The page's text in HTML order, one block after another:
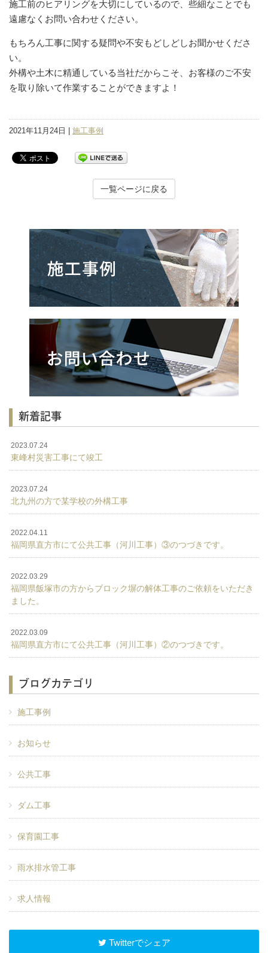
施工前のヒアリングを大切にしているので、些細なことでも
遠慮なくお問い合わせください。
もちろん工事に関する疑問や不安もどしどしお聞かせくださ
い。
外構や土木に精通している当社だからこそ、お客様のご不安
を取り除いて作業することができますよ！
2021年11月24日 | 施工事例
一覧ページに戻る
新着記事
2023.07.24
東峰村災害工事にて竣工
2023.07.24
北九州の方で某学校の外構工事
2022.04.11
福岡県直方市にて公共工事（河川工事）③のつづきです。
2022.03.29
福岡県飯塚市の方からブロック塀の解体工事のご依頼をいただき
ました。
2022.03.09
福岡県直方市にて公共工事（河川工事）②のつづきです。
ブログカテゴリ
施工事例
お知らせ
公共工事
ダム工事
保育園工事
雨水排水管工事
求人情報
Twitterでシェア